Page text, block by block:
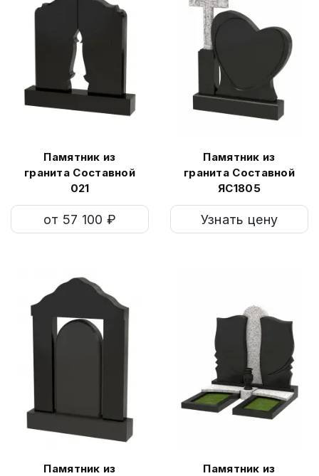
Памятник из
гранита Составной
021
от 57 100 ₽
Памятник из
гранита Составной
ЯС1805
Узнать цену
Памятник из
Памятник из